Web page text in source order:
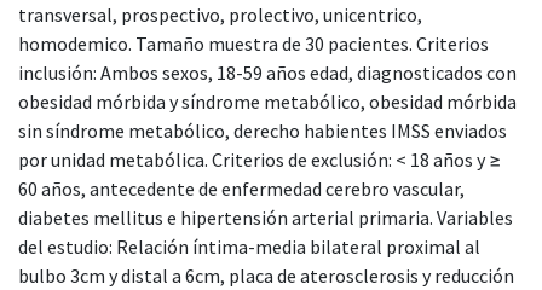
transversal, prospectivo, prolectivo, unicentrico,
homodemico. Tamaño muestra de 30 pacientes. Criterios
inclusión: Ambos sexos, 18-59 años edad, diagnosticados con
obesidad mórbida y síndrome metabólico, obesidad mórbida
sin síndrome metabólico, derecho habientes IMSS enviados
por unidad metabólica. Criterios de exclusión: < 18 años y ≥
60 años, antecedente de enfermedad cerebro vascular,
diabetes mellitus e hipertensión arterial primaria. Variables
del estudio: Relación íntima-media bilateral proximal al
bulbo 3cm y distal a 6cm, placa de aterosclerosis y reducción